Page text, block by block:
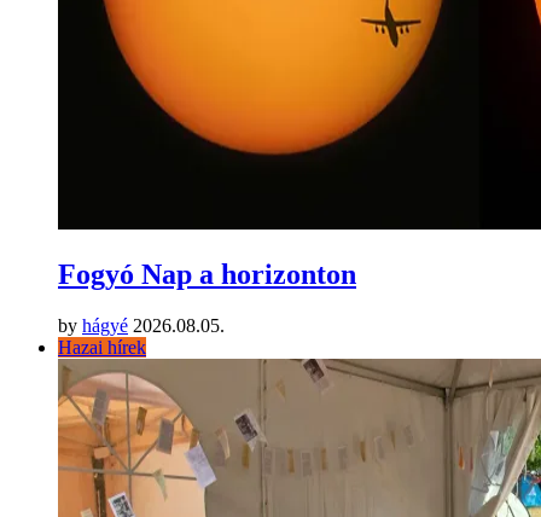
Fogyó Nap a horizonton
by hágyé 2026.08.05.
Hazai hírek